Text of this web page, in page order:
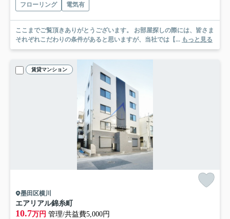
フローリング
電気有
ここまでご覧頂きありがとうございます。 お部屋探しの際には、皆さま
それぞれこだわりの条件があると思いますが、当社では【... もっと見る
賃貸マンション
墨田区横川
エアリアル錦糸町
10.7万円 管理/共益費5,000円